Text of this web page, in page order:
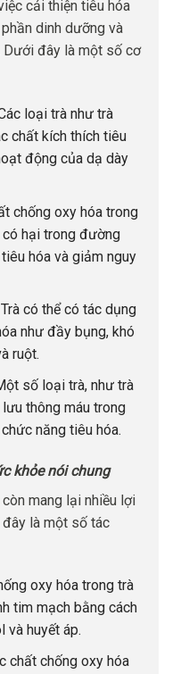
cải thiện tiêu hóa
dinh dưỡng và
Dưới đây là một số cơ
loại trà như trà
chất kích thích tiêu
động của dạ dày
chống oxy hóa trong
hại trong đường
hóa và giảm nguy
có thể có tác dụng
như đầy bụng, khó
ruột.
số loại trà, như trà
thông máu trong
năng tiêu hóa.
khỏe nói chung
mang lại nhiều lợi
là một số tác
oxy hóa trong trà
tim mạch bằng cách
và huyết áp.
chất chống oxy hóa